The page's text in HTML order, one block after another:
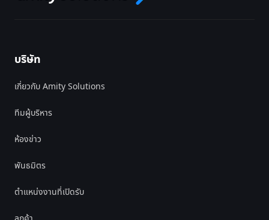
บริษัท
เกี่ยวกับ Amity Solutions
ทีมผู้บริหาร
ห้องข่าว
พันธมิตร
ตำแหน่งงานที่เปิดรับ